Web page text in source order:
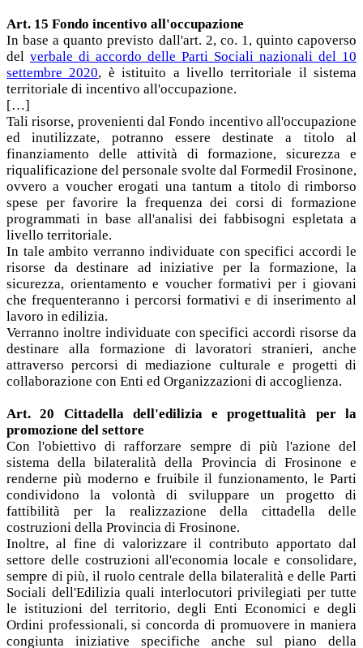
Art. 15 Fondo incentivo all'occupazione
In base a quanto previsto dall'art. 2, co. 1, quinto capoverso
del verbale di accordo delle Parti Sociali nazionali del 10
settembre 2020, è istituito a livello territoriale il sistema
territoriale di incentivo all'occupazione.
[…]
Tali risorse, provenienti dal Fondo incentivo all'occupazione
ed inutilizzate, potranno essere destinate a titolo al
finanziamento delle attività di formazione, sicurezza e
riqualificazione del personale svolte dal Formedil Frosinone,
ovvero a voucher erogati una tantum a titolo di rimborso
spese per favorire la frequenza dei corsi di formazione
programmati in base all'analisi dei fabbisogni espletata a
livello territoriale.
In tale ambito verranno individuate con specifici accordi le
risorse da destinare ad iniziative per la formazione, la
sicurezza, orientamento e voucher formativi per i giovani
che frequenteranno i percorsi formativi e di inserimento al
lavoro in edilizia.
Verranno inoltre individuate con specifici accordi risorse da
destinare alla formazione di lavoratori stranieri, anche
attraverso percorsi di mediazione culturale e progetti di
collaborazione con Enti ed Organizzazioni di accoglienza.
Art. 20 Cittadella dell'edilizia e progettualità per la
promozione del settore
Con l'obiettivo di rafforzare sempre di più l'azione del
sistema della bilateralità della Provincia di Frosinone e
renderne più moderno e fruibile il funzionamento, le Parti
condividono la volontà di sviluppare un progetto di
fattibilità per la realizzazione della cittadella delle
costruzioni della Provincia di Frosinone.
Inoltre, al fine di valorizzare il contributo apportato dal
settore delle costruzioni all'economia locale e consolidare,
sempre di più, il ruolo centrale della bilateralità e delle Parti
Sociali dell'Edilizia quali interlocutori privilegiati per tutte
le istituzioni del territorio, degli Enti Economici e degli
Ordini professionali, si concorda di promuovere in maniera
congiunta iniziative specifiche anche sul piano della